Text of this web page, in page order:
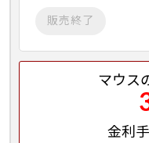
販売終了
マウス
金利